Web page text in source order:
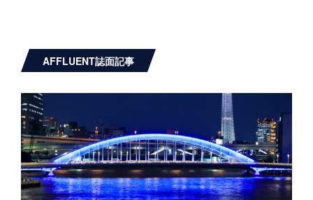
AFFLUENT誌面記事